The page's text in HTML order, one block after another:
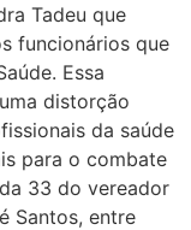
Tadeu que
funcionários que
Essa
distorção
da saúde
para o combate
33 do vereador
Santos, entre